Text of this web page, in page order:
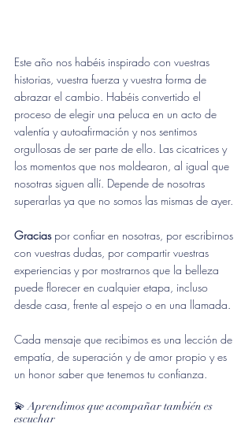
Este año nos habéis inspirado con vuestras
historias, vuestra fuerza y vuestra forma de
abrazar el cambio. Habéis convertido el
proceso de elegir una peluca en un acto de
valentía y autoafirmación y nos sentimos
orgullosas de ser parte de ello. Las cicatrices y
los momentos que nos moldearon, al igual que
nosotras siguen allí. Depende de nosotras
superarlas ya que no somos las mismas de ayer.
Gracias por confiar en nosotras, por escribirnos
con vuestras dudas, por compartir vuestras
experiencias y por mostrarnos que la belleza
puede florecer en cualquier etapa, incluso
desde casa, frente al espejo o en una llamada.
Cada mensaje que recibimos es una lección de
empatía, de superación y de amor propio y es
un honor saber que tenemos tu confianza.
💫 Aprendimos que acompañar también es
escuchar